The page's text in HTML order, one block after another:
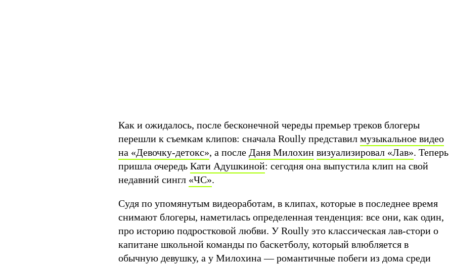
Как и ожидалось, после бесконечной череды премьер треков блогеры
перешли к съемкам клипов: сначала Roully представил музыкальное видео
на «Девочку-детокс», а после Даня Милохин визуализировал «Лав». Теперь
пришла очередь Кати Адушкиной: сегодня она выпустила клип на свой
недавний сингл «ЧС».
Судя по упомянутым видеоработам, в клипах, которые в последнее время
снимают блогеры, наметилась определенная тенденция: все они, как один,
про историю подростковой любви. У Roully это классическая лав-стори о
капитане школьной команды по баскетболу, который влюбляется в
обычную девушку, а у Милохина — романтичные побеги из дома среди